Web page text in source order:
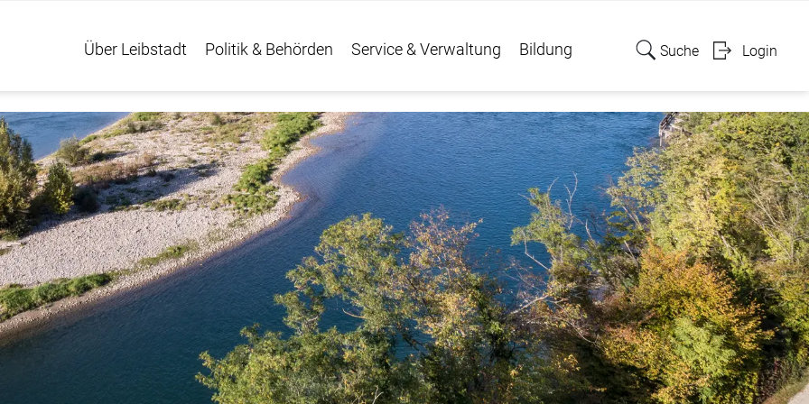
Über Leibstadt Politik & Behörden Service & Verwaltung Bildung Suche Login